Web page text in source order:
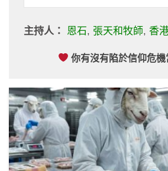
主持人： 恩石, 張天和牧師, 香
你有沒有陷於信仰危機